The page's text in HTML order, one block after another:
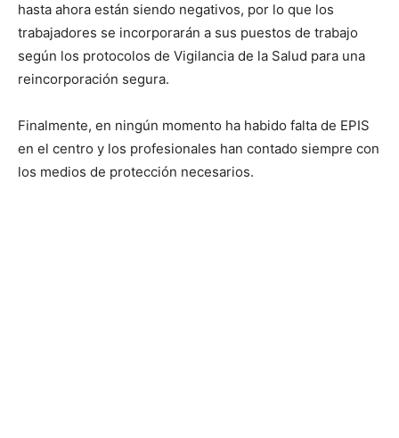
hasta ahora están siendo negativos, por lo que los
trabajadores se incorporarán a sus puestos de trabajo
según los protocolos de Vigilancia de la Salud para una
reincorporación segura.
Finalmente, en ningún momento ha habido falta de EPIS
en el centro y los profesionales han contado siempre con
los medios de protección necesarios.